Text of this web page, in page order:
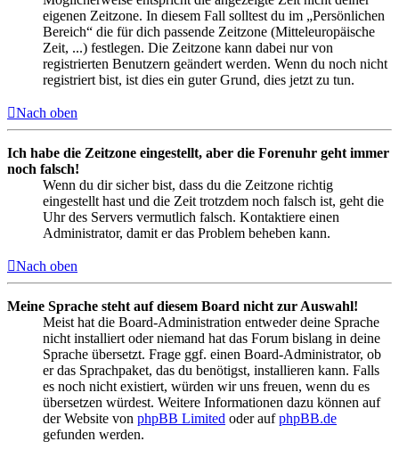
eigenen Zeitzone. In diesem Fall solltest du im „Persönlichen
Bereich“ die für dich passende Zeitzone (Mitteleuropäische
Zeit, ...) festlegen. Die Zeitzone kann dabei nur von
registrierten Benutzern geändert werden. Wenn du noch nicht
registriert bist, ist dies ein guter Grund, dies jetzt zu tun.
Nach oben
Ich habe die Zeitzone eingestellt, aber die Forenuhr geht immer
noch falsch!
Wenn du dir sicher bist, dass du die Zeitzone richtig
eingestellt hast und die Zeit trotzdem noch falsch ist, geht die
Uhr des Servers vermutlich falsch. Kontaktiere einen
Administrator, damit er das Problem beheben kann.
Nach oben
Meine Sprache steht auf diesem Board nicht zur Auswahl!
Meist hat die Board-Administration entweder deine Sprache
nicht installiert oder niemand hat das Forum bislang in deine
Sprache übersetzt. Frage ggf. einen Board-Administrator, ob
er das Sprachpaket, das du benötigst, installieren kann. Falls
es noch nicht existiert, würden wir uns freuen, wenn du es
übersetzen würdest. Weitere Informationen dazu können auf
der Website von phpBB Limited oder aufphpBB.de
gefunden werden.